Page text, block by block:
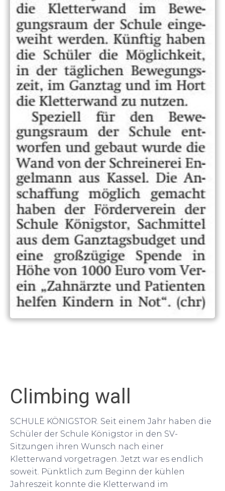
Climbing wall
SCHULE KÖNIGSTOR. Seit einem Jahr haben die
Schüler der Schule Königstor in den SV-
Sitzungen ihren Wunsch nach einer
Kletterwand vorgetragen. Jetzt war es endlich
soweit. Pünktlich zum Beginn der kühlen
Jahreszeit konnte die Kletterwand im